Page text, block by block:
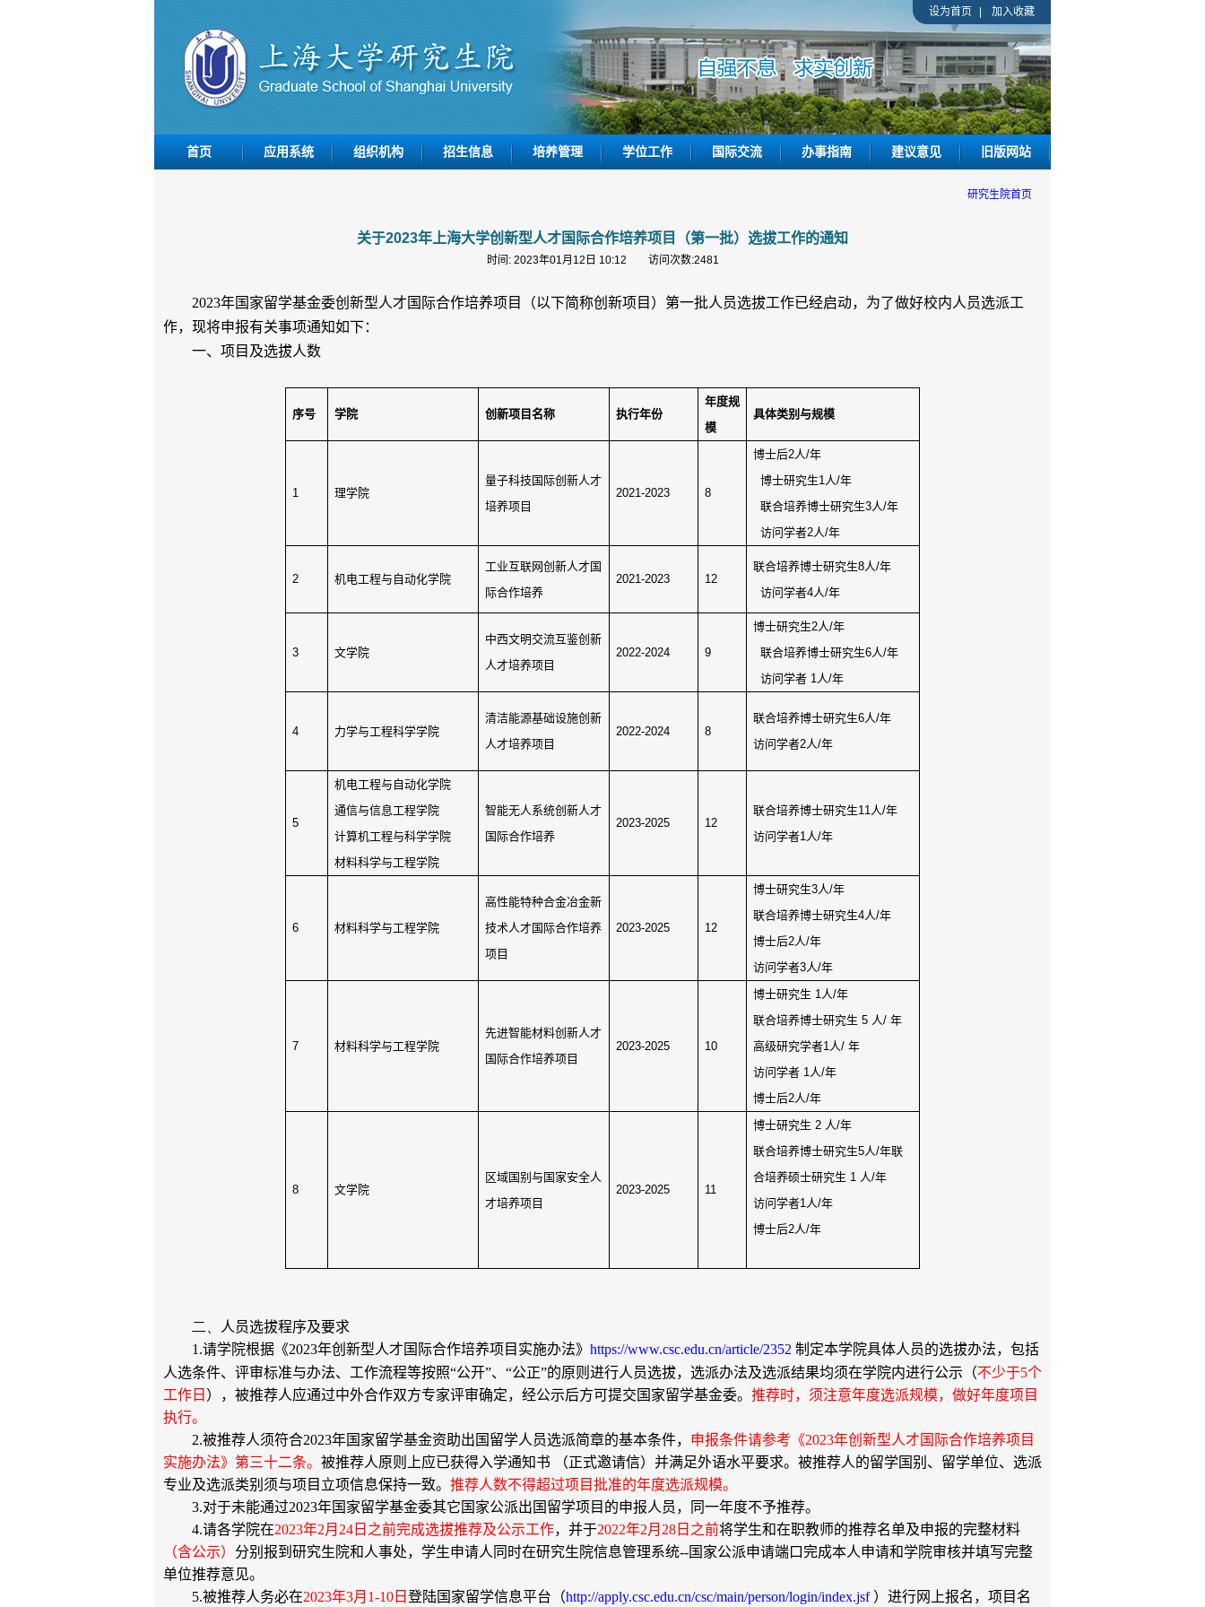
设为首页 加入收藏
首页 应用系统 组织机构 招生信息 培养管理 学位工作 国际交流 办事指南 建议意见 旧版网站
研究生院首页
关于2023年上海大学创新型人才国际合作培养项目（第一批）选拔工作的通知
时间: 2023年01月12日 10:12 访问次数:2481
2023年国家留学基金委创新型人才国际合作培养项目（以下简称创新项目）第一批人员选拔工作已经启动，为了做好校内人员选派工
作，现将申报有关事项通知如下：
一、项目及选拔人数
序号 学院 创新项目名称 执行年份
年度规
模
具体类别与规模
1 理学院
量子科技国际创新人才
培养项目
2021-2023 8
博士后2人/年
博士研究生1人/年
联合培养博士研究生3人/年
访问学者2人/年
2 机电工程与自动化学院
工业互联网创新人才国
际合作培养
2021-2023 12
联合培养博士研究生8人/年
访问学者4人/年
3 文学院
中西文明交流互鉴创新
人才培养项目
2022-2024 9
博士研究生2人/年
联合培养博士研究生6人/年
访问学者 1人/年
4 力学与工程科学学院
清洁能源基础设施创新
人才培养项目
2022-2024 8
联合培养博士研究生6人/年
访问学者2人/年
5
机电工程与自动化学院
通信与信息工程学院
计算机工程与科学学院
材料科学与工程学院
智能无人系统创新人才
国际合作培养
2023-2025 12
联合培养博士研究生11人/年
访问学者1人/年
6 材料科学与工程学院
高性能特种合金冶金新
技术人才国际合作培养
项目
2023-2025 12
博士研究生3人/年
联合培养博士研究生4人/年
博士后2人/年
访问学者3人/年
7 材料科学与工程学院
先进智能材料创新人才
国际合作培养项目
2023-2025 10
博士研究生 1人/年
联合培养博士研究生 5 人/ 年
高级研究学者1人/ 年
访问学者 1人/年
博士后2人/年
8 文学院
区域国别与国家安全人
才培养项目
2023-2025 11
博士研究生 2 人/年
联合培养博士研究生5人/年联
合培养硕士研究生 1 人/年
访问学者1人/年
博士后2人/年
二、
人员选拔程序及要求
1.请学院根据《2023年创新型人才国际合作培养项目实施办法》 https://www.csc.edu.cn/article/2352 制定本学院具体人员的选拔办法，包括
人选条件、评审标准与办法、工作流程等按照“公开”、 “公正”的原则进行人员选拔，选派办法及选派结果均须在学院内进行公示（不少于5个
工作日 ），被推荐人应通过中外合作双方专家评审确定，经公示后方可提交国家留学基金委。 推荐时，须注意年度选派规模，做好年度项目
执行。
2.被推荐人须符合2023年国家留学基金资助出国留学人员选派简章的基本条件， 申报条件请参考《2023年创新型人才国际合作培养项目
实施办法》第三十二条。 被推荐人原则上应已获得入学通知书 （正式邀请信）并满足外语水平要求。被推荐人的留学国别、留学单位、选派
专业及选派类别须与项目立项信息保持一致。 推荐人数不得超过项目批准的年度选派规模。
3.对于未能通过2023年国家留学基金委其它国家公派出国留学项目的申报人员，同一年度不予推荐。
4.请各学院在2023年2月 24 日之前完成选拔推荐及公示工作，并于2022年2月 28 日之前将学生和在职教师的推荐名单及申报的完整材料
（含公示） 分别报到研究生院和人事处，学生申请人同时在研究生院信息管理系统--国家公派申请端口完成本人申请和学院审核并填写完整
单位推荐意见。
5.被推荐人务必在2023年3月 1-10 日 登陆国家留学信息平台 （http://apply.csc.edu.cn/csc/main/person/login/index.jsf ）进行网上报名，项目名